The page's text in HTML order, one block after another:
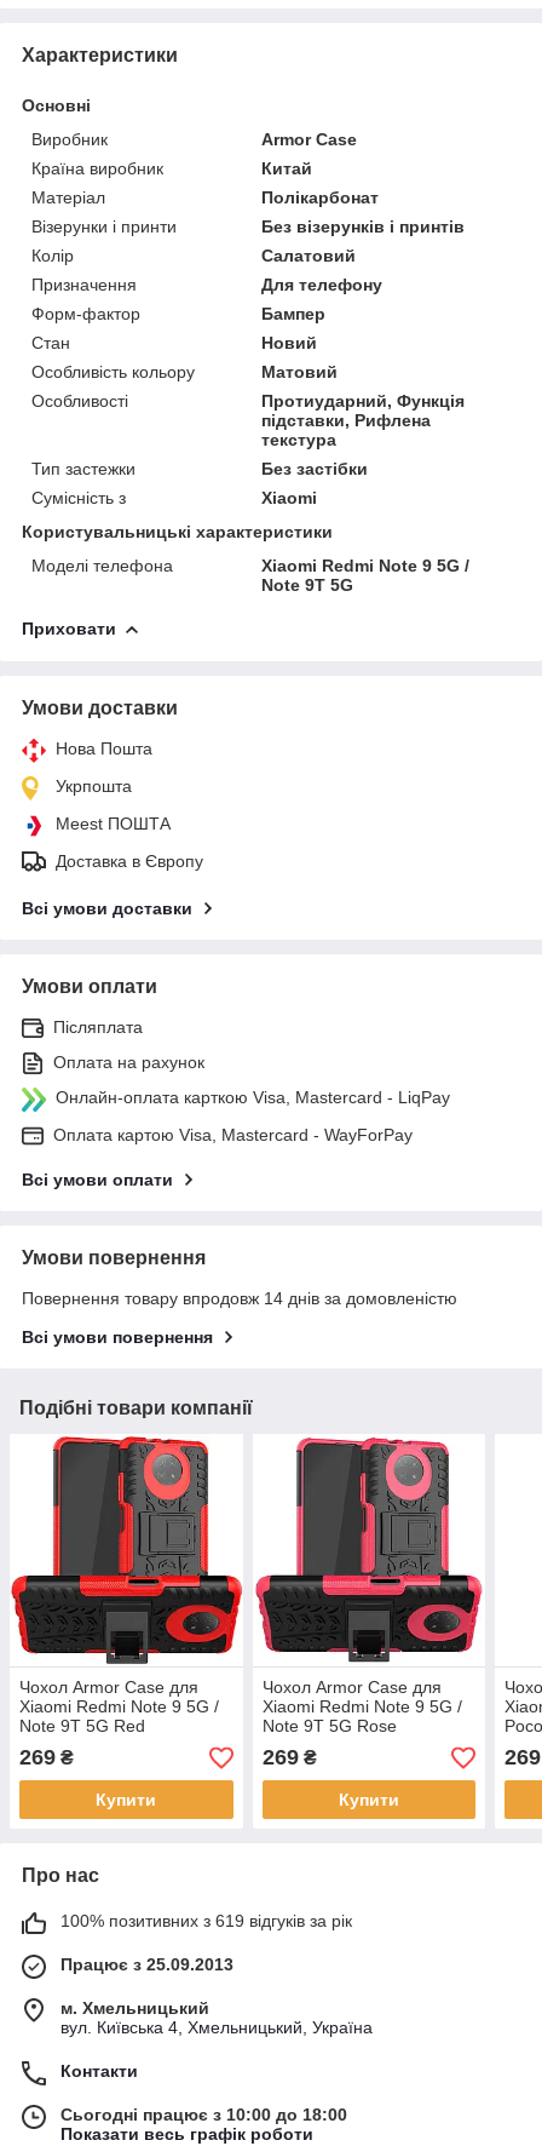
Характеристики
Основні
Виробник
Armor Case
Країна виробник
Китай
Матеріал
Полікарбонат
Візерунки і принти
Без візерунків і принтів
Колір
Салатовий
Призначення
Для телефону
Форм-фактор
Бампер
Стан
Новий
Особливість кольору
Матовий
Особливості
Протиударний, Функція
підставки, Рифлена
текстура
Тип застежки
Без застібки
Сумісність з
Xiaomi
Користувальницькі характеристики
Моделі телефона
Xiaomi Redmi Note 9 5G /
Note 9T 5G
Приховати
Умови доставки
Нова Пошта
Укрпошта
Meest ПОШТА
Доставка в Європу
Всі умови доставки
Умови оплати
Післяплата
Оплата на рахунок
Онлайн-оплата карткою Visa, Mastercard - LiqPay
Оплата картою Visa, Mastercard - WayForPay
Всі умови оплати
Умови повернення
Повернення товару впродовж 14 днів за домовленістю
Всі умови повернення
Подібні товари компанії
Чохол Armor Case для
Xiaomi Redmi Note 9 5G /
Note 9T 5G Red
269 ₴
Купити
Чохол Armor Case для
Xiaomi Redmi Note 9 5G /
Note 9T 5G Rose
269₴
Купити
269
Про нас
100% позитивних з 619 відгуків за рік
Працює з 25.09.2013
м. Хмельницький
вул. Київська 4, Хмельницький, Україна
Контакти
Сьогодні працює з 10:00 до 18:00
Показати весь графік роботи